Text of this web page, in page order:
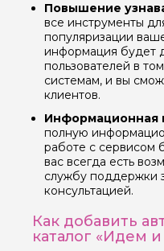
Повышение
все инструменты
популяризации
информация будет
пользователей в
системам, и вы
клиентов.
Информационная
полную
работе с сервисом
вас всегда есть
службу поддержки
консультацией.
Как добавить
каталог «Идем
Задайте свой
Как вас зовут
Ваша электронная
Ваш номер телефона
Вопросы и